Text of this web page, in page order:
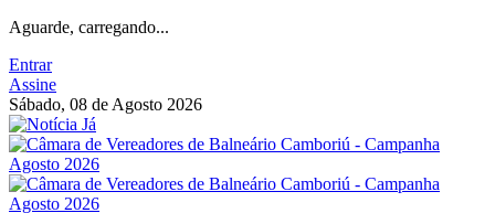
Aguarde, carregando...
Entrar
Assine
Sábado, 08 de Agosto 2026